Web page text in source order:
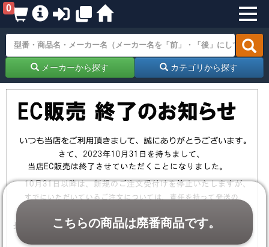
0
メーカーから探す カテゴリから探す
こちらの商品は廃番商品です。